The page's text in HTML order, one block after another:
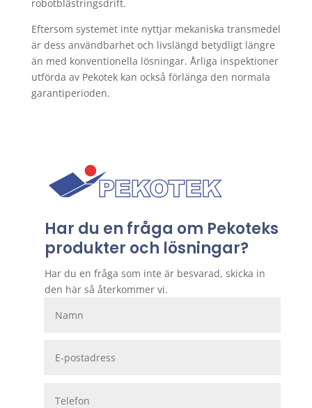
robotblästringsdrift.
Eftersom systemet inte nyttjar mekaniska transmedel
är dess användbarhet och livslängd betydligt längre
än med konventionella lösningar. Årliga inspektioner
utförda av Pekotek kan också förlänga den normala
garantiperioden.
Har du en fråga om Pekoteks
produkter och lösningar?
Har du en fråga som inte är besvarad, skicka in
den här så återkommer vi.